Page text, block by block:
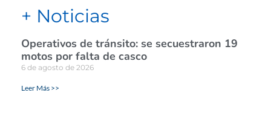
+ Noticias
Operativos de tránsito: se secuestraron 19
motos por falta de casco
6 de agosto de 2026
Leer Más >>